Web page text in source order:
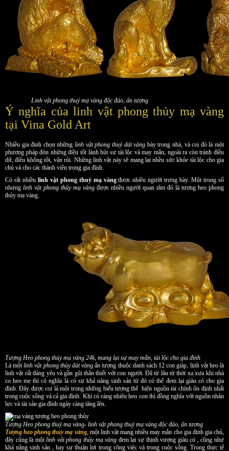
Linh vật phong thuỷ mạ vàng độc đáo, ấn tượng
Ý nghĩa của linh vật phong thủy mạ vàng
tại Vina Gold Art
Nhiều gia đinh chọn nhữnglinh vật phong thuỷ dát vàng bày trong nhà, và coi đó là một
phương pháp đón những điều tốt lành hút sự tài lộc và may mắn, ngoài ra còn tránh điều
dữ, điều không tốt, vận rủi. Những linh vật này sẽ mang lại nhều sức khỏe tài lộc cho gia
chủ và cho các thành viên trong gia đình.
Có rất nhiều linh vật phong thuỷ mạ vàngđược nhiều người trưng bày. Một trong số
nhưng linh vật phong thủy mạ vàng được nhiều người quan tâm đó là tượng heo phong
thủy mạ vàng.
Tượng Heo phong thủy mạ vàng 24k, mang lại sự may mắn, tài lộc cho gia đình
Là mộtlinh vật phong thủy dát vàng ấn tượng thuộc danh sách 12 con giáp, linh vật heo là
linh vật rất đáng yêu và gần gũi thân thiết với con người. Đã từ lâu từ thời xa xưa khi nhà
co heo mẹ thì có nghĩa là có sự khả năng sinh sản từ đó có thể đem lại giàu có cho gia
đình. Đây được coi là một trong những biểu tượng thể hiện nguồn tài chính ổn định nhất
trong cuộc sống và cả gia đình. Khi có càng nhiêu heo con thì đồng nghĩa với nguồn nhân
lực và tài sản gia đình ngày càng tăng lên.
Tượng Heo phong thuỷ mạ vàng- linh vật phong thuỷ mạ vàng độc đáo, ấn tượng
Tượng heo phong thủy mạ vàng, một linh vật mang nhiều may mắn cho gia đinh gia chủ,
đây cũng là mộtlinh vât phong thủy mạ vàng đem lại sự thịnh vượng giàu có , cũng như
khả năng sinh sản , hay sự thuận lợi trong công việc và trong cuộc sống. Trong thực tế